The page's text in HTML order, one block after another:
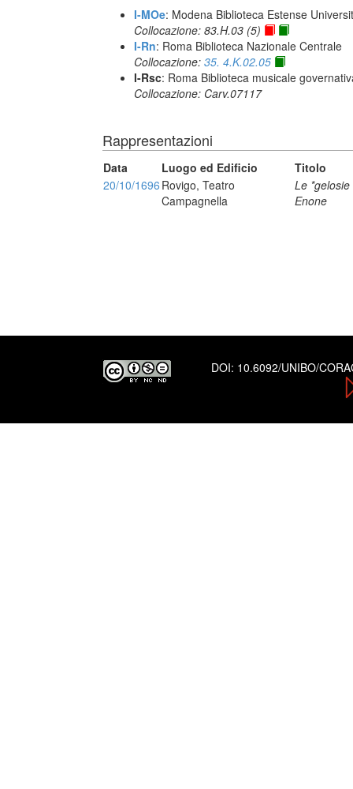
I-MOe: Modena Biblioteca Estense
Collocazione: 83.H.03 (5)
I-Rn: Roma Biblioteca Nazionale Centrale
Collocazione: 35. 4.K.02.05
I-Rsc: Roma Biblioteca musicale
Collocazione: Carv.07117
Rappresentazioni
Data Luogo ed Edificio
Titolo
20/10/1696 Rovigo, Teatro
Campagnella
Le
Enone
DOI: 10.6092/UNIBO/